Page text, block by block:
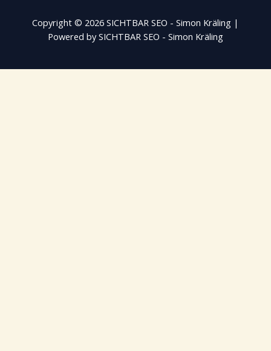
Copyright © 2026 SICHTBAR SEO - Simon Kräling |
Powered by SICHTBAR SEO - Simon Kräling